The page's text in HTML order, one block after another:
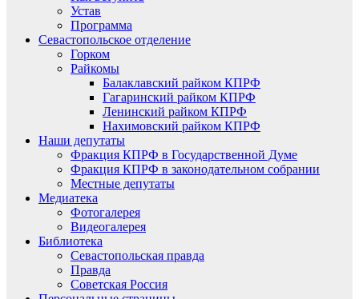
Устав
Программа
Севастопольское отделение
Горком
Райкомы
Балаклавский райком КПРФ
Гагаринский райком КПРФ
Ленинский райком КПРФ
Нахимовский райком КПРФ
Наши депутаты
Фракция КПРФ в Государственной Думе
Фракция КПРФ в законодательном собрании
Местные депутаты
Медиатека
Фотогалерея
Видеогалерея
Библиотека
Севастопольская правда
Правда
Советская Россия